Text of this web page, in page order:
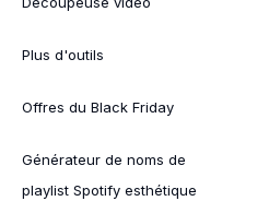
Plus d'outils
Offres du Black Friday
Générateur de noms de
playlist Spotify esthétique